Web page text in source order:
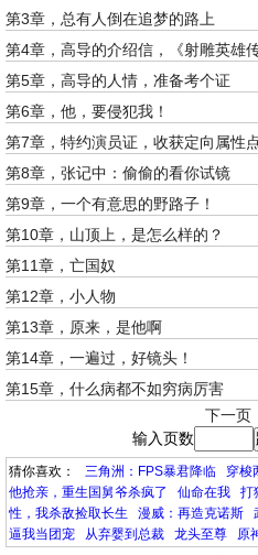
第3章，总有人倒在追梦的路上
第4章，高导的介绍信，《射雕英雄
第5章，高导的人情，准备考个证
第6章，他，要侵犯我！
第7章，特约演员证，收获定向属性
第8章，张记中：偷偷的看你试镜
第9章，一个有意思的野路子！
第10章，山顶上，是怎么样的？
第11章，亡国奴
第12章，小人物
第13章，原来，是他啊
第14章，一遍过，好镜头！
第15章，什么病都不如穷病厉害
下一页
输入页数
猜你喜欢： 三角洲：FPS暴君降临 穿梭
他抢亲，重生国舅爷杀疯了
仙命在我 打
性，我杀敌捡取长生
漫威：再造克诺斯
逼我当团宠
从弃婴到总裁 龙头至尊
原